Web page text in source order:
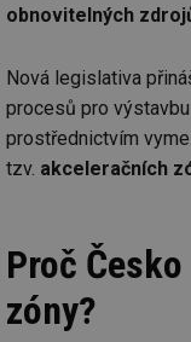
obnovitelných
Nová legislativa
procesů pro
prostřednictvím
tzv. akceleračních
Proč
zóny?